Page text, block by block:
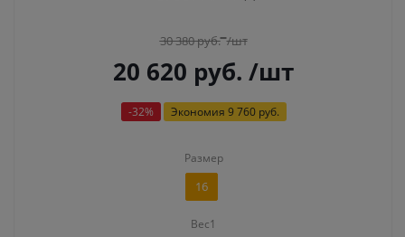
30 380руб. /шт
20 620 руб. /шт
-32% Экономия 9 760 руб.
Размер
16
Вес1